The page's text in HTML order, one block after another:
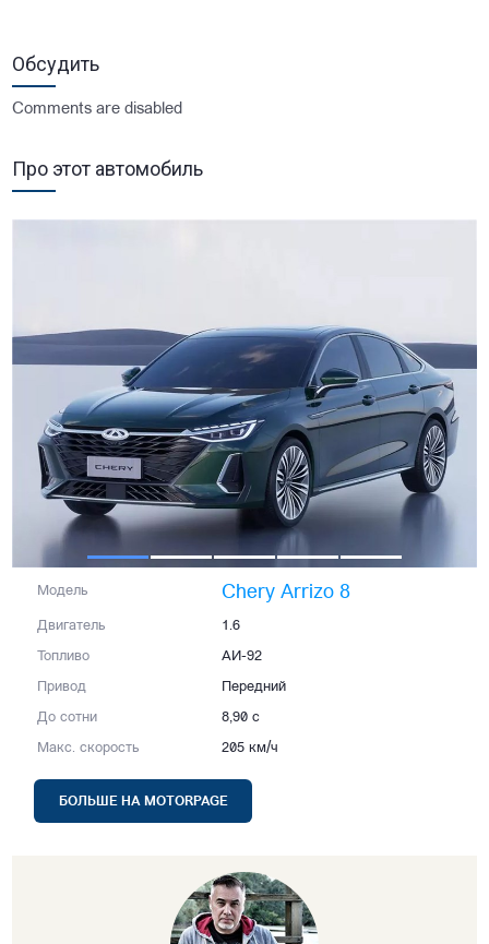
Обсудить
Comments are disabled
Про этот автомобиль
Модель Chery Arrizo 8
Двигатель 1.6
Топливо АИ-92
Привод Передний
До сотни 8,90 с
Макс. скорость 205 км/ч
БОЛЬШЕ НА MOTORPAGE